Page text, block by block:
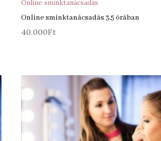
Online sminktanácsadás
Online sminktanácsadás 3,5 órában
40.000Ft